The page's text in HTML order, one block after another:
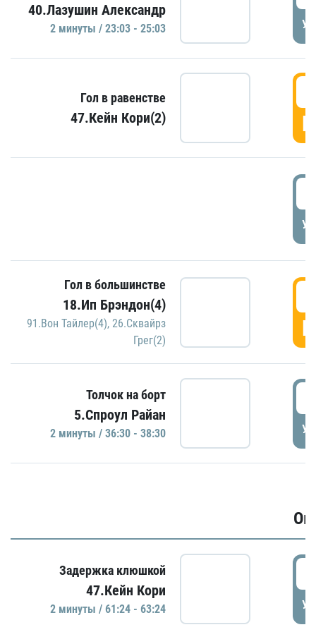
40.Лазушин Александр
2 минуты / 23:03 - 25:03
Гол в равенстве
47.Кейн Кори(2)
Гол в большинстве
18.Ип Брэндон(4)
91.Вон Тайлер(4), 26.Сквайрз
Грег(2)
Толчок на борт
5.Спроул Райан
2 минуты / 36:30 - 38:30
Задержка клюшкой
47.Кейн Кори
2 минуты / 61:24 - 63:24